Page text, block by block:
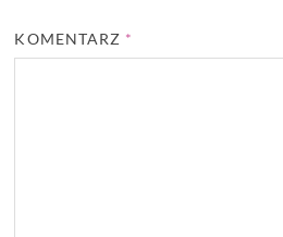
KOMENTARZ *